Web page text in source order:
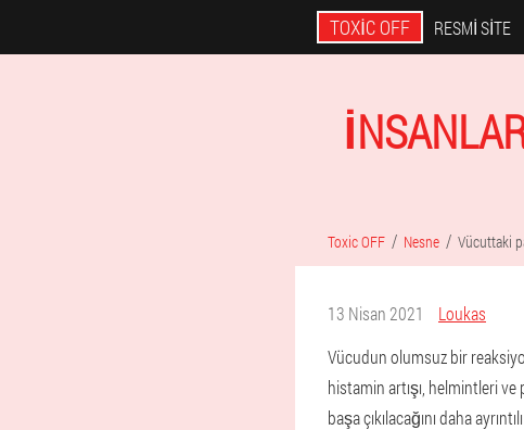
TOXIC OFF RESMI SITE
Toxic OFF Nesne Vücuttaki
13 Nisan 2021
Loukas
Vücudun olumsuz bir
histamin artışı, helmintleri
başa çıkılacağını daha